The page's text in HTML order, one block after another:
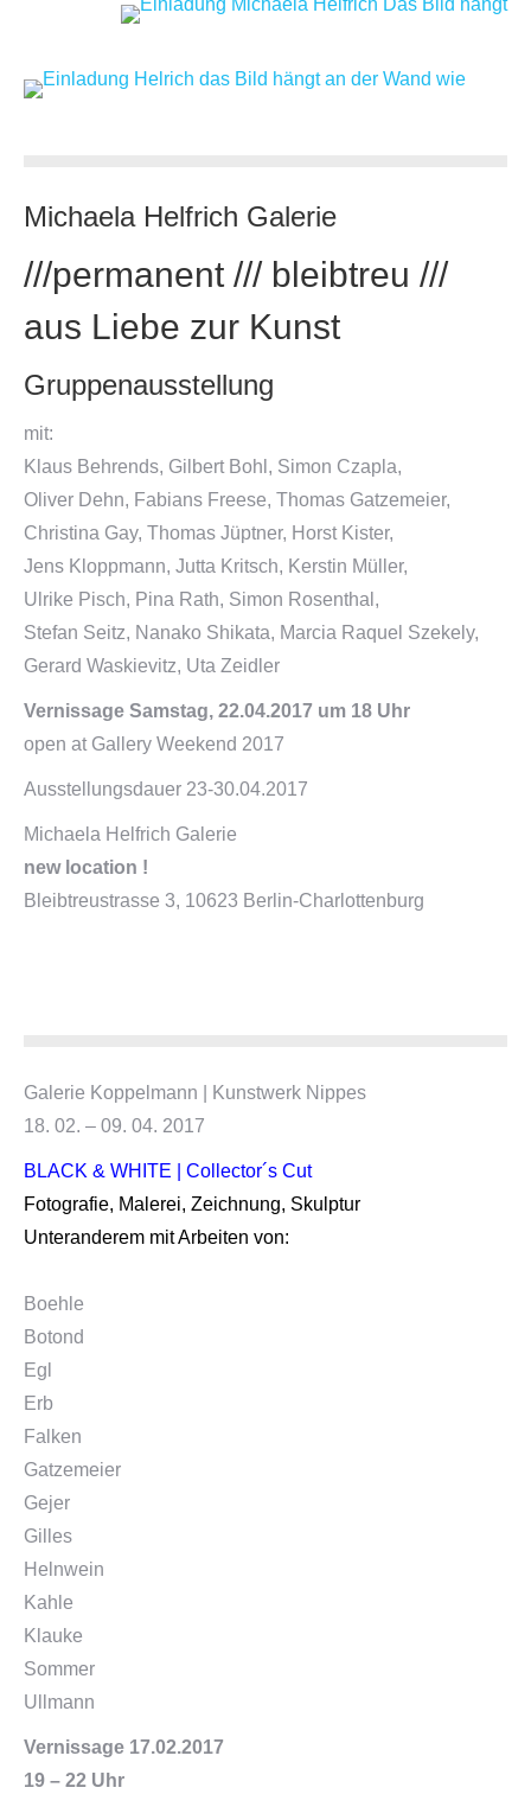
Michaela Helfrich Galerie
///permanent /// bleibtreu ///
aus Liebe zur Kunst
Gruppenausstellung
mit:
Klaus Behrends, Gilbert Bohl, Simon Czapla,
Oliver Dehn, Fabians Freese, Thomas Gatzemeier,
Christina Gay, Thomas Jüptner, Horst Kister,
Jens Kloppmann, Jutta Kritsch, Kerstin Müller,
Ulrike Pisch, Pina Rath, Simon Rosenthal,
Stefan Seitz, Nanako Shikata, Marcia Raquel Szekely,
Gerard Waskievitz, Uta Zeidler
Vernissage Samstag, 22.04.2017 um 18 Uhr
open at Gallery Weekend 2017
Ausstellungsdauer 23-30.04.2017
Michaela Helfrich Galerie
new location !
Bleibtreustrasse 3, 10623 Berlin-Charlottenburg
Galerie Koppelmann | Kunstwerk Nippes
18. 02. – 09. 04. 2017
BLACK & WHITE | Collector´s Cut
Fotografie, Malerei, Zeichnung, Skulptur
Unteranderem mit Arbeiten von:
Boehle
Botond
Egl
Erb
Falken
Gatzemeier
Gejer
Gilles
Helnwein
Kahle
Klauke
Sommer
Ullmann
Vernissage 17.02.2017
19 – 22 Uhr